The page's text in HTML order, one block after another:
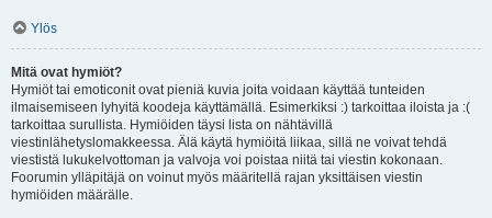
Ylös
Mitä ovat hymiöt?
Hymiöt tai emoticonit ovat pieniä kuvia joita voidaan käyttää tunteiden
ilmaisemiseen lyhyitä koodeja käyttämällä. Esimerkiksi :) tarkoittaa iloista ja :(
tarkoittaa surullista. Hymiöiden täysi lista on nähtävillä
viestinlähetyslomakkeessa. Älä käytä hymiöitä liikaa, sillä ne voivat tehdä
viestistä lukukelvottoman ja valvoja voi poistaa niitä tai viestin kokonaan.
Foorumin ylläpitäjä on voinut myös määritellä rajan yksittäisen viestin
hymiöiden määrälle.